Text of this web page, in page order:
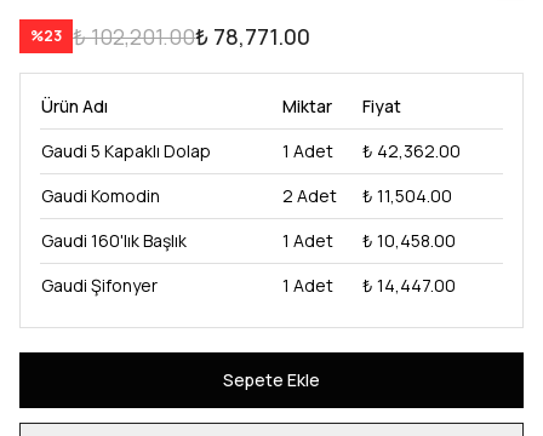
%23 ₺ 102,201.00₺ 78,771.00
Ürün Adı Miktar
Fiyat
Gaudi 5 Kapaklı Dolap
1 Adet
₺ 42,362.00
Gaudi Komodin
2 Adet
₺ 11,504.00
Gaudi 160'lık Başlık
1 Adet
₺ 10,458.00
Gaudi Şifonyer
1 Adet ₺ 14,447.00
Sepete Ekle